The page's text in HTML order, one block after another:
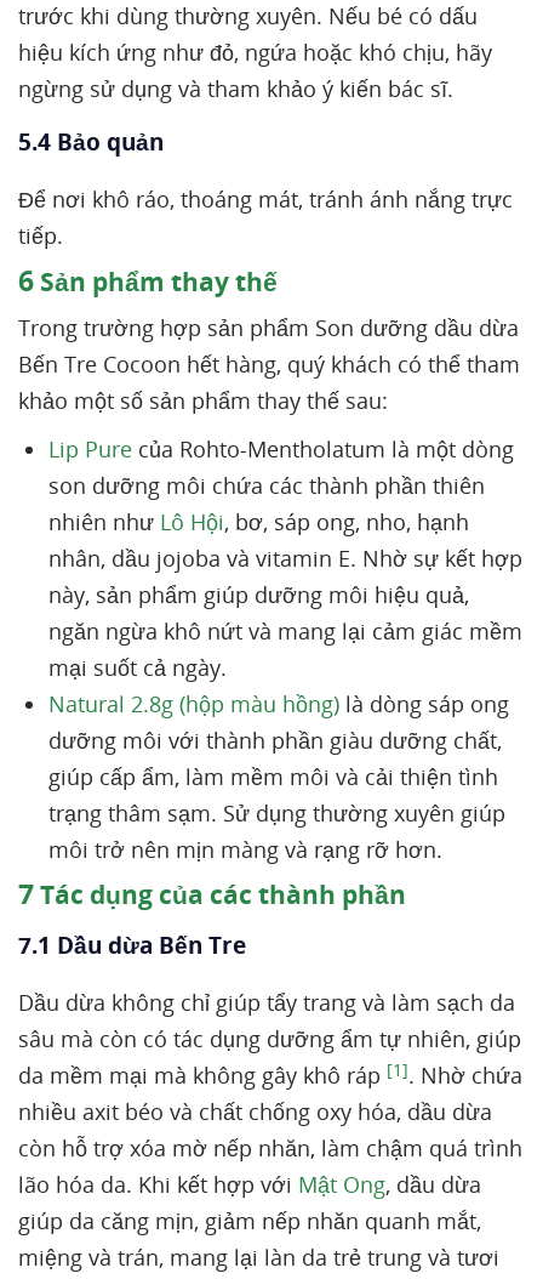
trước khi dùng thường xuyên. Nếu bé có dấu
hiệu kích ứng như đỏ, ngứa hoặc khó chịu, hãy
ngừng sử dụng và tham khảo ý kiến bác sĩ.
5.4 Bảo quản
Để nơi khô ráo, thoáng mát, tránh ánh nắng trực
tiếp.
6 Sản phẩm thay thế
Trong trường hợp sản phẩm Son dưỡng dầu dừa
Bến Tre Cocoon hết hàng, quý khách có thể tham
khảo một số sản phẩm thay thế sau:
Lip Pure của Rohto-Mentholatum là một dòng
son dưỡng môi chứa các thành phần thiên
nhiên như Lô Hội, bơ, sáp ong, nho, hạnh
nhân, dầu jojoba và vitamin E. Nhờ sự kết hợp
này, sản phẩm giúp dưỡng môi hiệu quả,
ngăn ngừa khô nứt và mang lại cảm giác mềm
mại suốt cả ngày.
Natural 2.8g (hộp màu hồng) là dòng sáp ong
dưỡng môi với thành phần giàu dưỡng chất,
giúp cấp ẩm, làm mềm môi và cải thiện tình
trạng thâm sạm. Sử dụng thường xuyên giúp
môi trở nên mịn màng và rạng rỡ hơn.
7Tác dụng của các thành phần
7.1 Dầu dừa Bến Tre
Dầu dừa không chỉ giúp tẩy trang và làm sạch da
sâu mà còn có tác dụng dưỡng ẩm tự nhiên, giúp
da mềm mại mà không gây khô ráp [1]. Nhờ chứa
nhiều axit béo và chất chống oxy hóa, dầu dừa
còn hỗ trợ xóa mờ nếp nhăn, làm chậm quá trình
lão hóa da. Khi kết hợp với Mật Ong, dầu dừa
giúp da căng mịn, giảm nếp nhăn quanh mắt,
miệng và trán, mang lại làn da trẻ trung và tươi